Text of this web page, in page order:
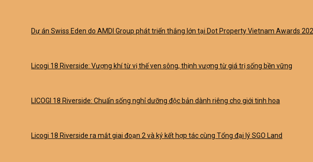
Dự án Swiss Eden do AMDI Group phát triển thắng lớn tại Dot Property Vietnam Awards
Licogi 18 Riverside: Vượng khí từ vị thế ven sông, thịnh vượng từ giá trị sống bền vững
LICOGI 18 Riverside: Chuẩn sống nghỉ dưỡng độc bản dành riêng cho giới tinh hoa
Licogi 18 Riverside ra mắt giai đoạn 2 và ký kết hợp tác cùng Tổng đại lý SGO Land